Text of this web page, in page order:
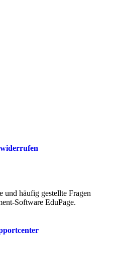
und häufig gestellte Fragen
Software EduPage.